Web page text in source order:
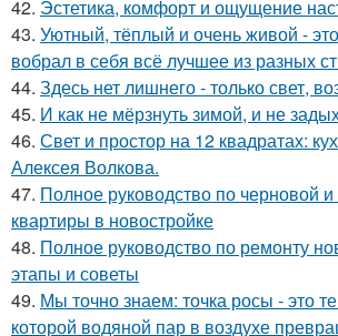
42. Эстетика, комфорт и ощущение
43. Уютный, тёплый и очень живой -
вобрал в себя всё лучшее из разных
44. Здесь нет лишнего - только свет,
45. И как не мёрзнуть зимой, и не
46. Свет и простор на 12 квадратах:
Алексея Волкова.
47. Полное руководство по черновой и
квартиры в новостройке
48. Полное руководство по ремонту
этапы и советы
49. Мы точно знаем: точка росы - это
которой водяной пар в воздухе